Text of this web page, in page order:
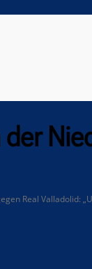
Real Valladolid: